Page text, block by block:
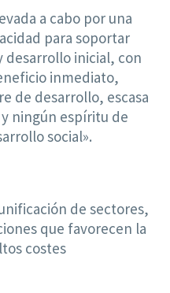
a cabo por una
para soportar
inicial, con
inmediato,
de desarrollo, escasa
ningún espíritu de
social».
de sectores,
que favorecen la
costes